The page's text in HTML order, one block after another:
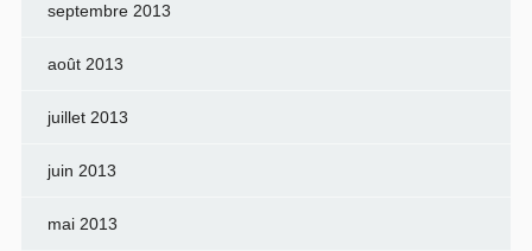
septembre 2013
août 2013
juillet 2013
juin 2013
mai 2013